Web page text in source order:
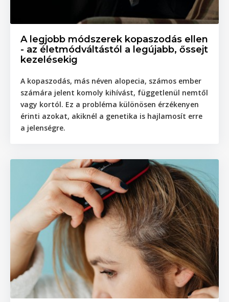
A legjobb módszerek kopaszodás ellen
- az életmódváltástól a legújabb, őssejt
kezelésekig
A kopaszodás, más néven alopecia, számos ember
számára jelent komoly kihívást, függetlenül nemtől
vagy kortól. Ez a probléma különösen érzékenyen
érinti azokat, akiknél a genetika is hajlamosít erre
a jelenségre.